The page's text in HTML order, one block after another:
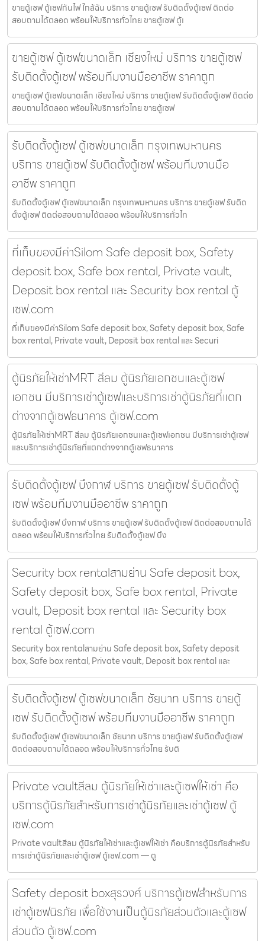
ขายตู้เซฟ ตู้เซฟกันไฟ ใกล้ฉัน บริการ ขายตู้เซฟ รับติดตั้งตู้เซฟ ติดต่อ
สอบถามได้ตลอด พร้อมให้บริการทั่วไทย ขายตู้เซฟ ตู้เ
ขายตู้เซฟ ตู้เซฟขนาดเล็ก เชียงใหม่ บริการ ขายตู้เซฟ
รับติดตั้งตู้เซฟ พร้อมทีมงานมืออาชีพ ราคาถูก
ขายตู้เซฟ ตู้เซฟขนาดเล็ก เชียงใหม่ บริการ ขายตู้เซฟ รับติดตั้งตู้เซฟ ติดต่อ
สอบถามได้ตลอด พร้อมให้บริการทั่วไทย ขายตู้เซฟ
รับติดตั้งตู้เซฟ ตู้เซฟขนาดเล็ก กรุงเทพมหานคร
บริการ ขายตู้เซฟ รับติดตั้งตู้เซฟ พร้อมทีมงานมือ
อาชีพ ราคาถูก
รับติดตั้งตู้เซฟ ตู้เซฟขนาดเล็ก กรุงเทพมหานคร บริการ ขายตู้เซฟ รับติด
ตั้งตู้เซฟ ติดต่อสอบถามได้ตลอด พร้อมให้บริการทั่วไท
ที่เก็บของมีค่าSilom Safe deposit box, Safety
deposit box, Safe box rental, Private vault,
Deposit box rental และ Security box rental ตู้
เซฟ.com
ที่เก็บของมีค่าSilom Safe deposit box, Safety deposit box, Safe
box rental, Private vault, Deposit box rental และ Securi
ตู้นิรภัยให้เช่าMRT สีลม ตู้นิรภัยเอกชนและตู้เซฟ
เอกชน มีบริการเช่าตู้เซฟและบริการเช่าตู้นิรภัยที่แตก
ต่างจากตู้เซฟธนาคาร ตู้เซฟ.com
ตู้นิรภัยให้เช่าMRT สีลม ตู้นิรภัยเอกชนและตู้เซฟเอกชน มีบริการเช่าตู้เซฟ
และบริการเช่าตู้นิรภัยที่แตกต่างจากตู้เซฟธนาคาร
รับติดตั้งตู้เซฟ บึงกาฬ บริการ ขายตู้เซฟ รับติดตั้งตู้
เซฟ พร้อมทีมงานมืออาชีพ ราคาถูก
รับติดตั้งตู้เซฟ บึงกาฬ บริการ ขายตู้เซฟ รับติดตั้งตู้เซฟ ติดต่อสอบถามได้
ตลอด พร้อมให้บริการทั่วไทย รับติดตั้งตู้เซฟ บึง
Security box rentalสามย่าน Safe deposit box,
Safety deposit box, Safe box rental, Private
vault, Deposit box rental และ Security box
rental ตู้เซฟ.com
Security box rentalสามย่าน Safe deposit box, Safety deposit
box, Safe box rental, Private vault, Deposit box rental และ
รับติดตั้งตู้เซฟ ตู้เซฟขนาดเล็ก ชัยนาท บริการ ขายตู้
เซฟ รับติดตั้งตู้เซฟ พร้อมทีมงานมืออาชีพ ราคาถูก
รับติดตั้งตู้เซฟ ตู้เซฟขนาดเล็ก ชัยนาท บริการ ขายตู้เซฟ รับติดตั้งตู้เซฟ
ติดต่อสอบถามได้ตลอด พร้อมให้บริการทั่วไทย รับติ
Private vaultสีลม ตู้นิรภัยให้เช่าและตู้เซฟให้เช่า คือ
บริการตู้นิรภัยสำหรับการเช่าตู้นิรภัยและเช่าตู้เซฟ ตู้
เซฟ.com
Private vaultสีลม ตู้นิรภัยให้เช่าและตู้เซฟให้เช่า คือบริการตู้นิรภัยสำหรับ
การเช่าตู้นิรภัยและเช่าตู้เซฟ ตู้เซฟ.com — ตู
Safety deposit boxสุรวงศ์ บริการตู้เซฟสำหรับการ
เช่าตู้เซฟนิรภัย เพื่อใช้งานเป็นตู้นิรภัยส่วนตัวและตู้เซฟ
ส่วนตัว ตู้เซฟ.com